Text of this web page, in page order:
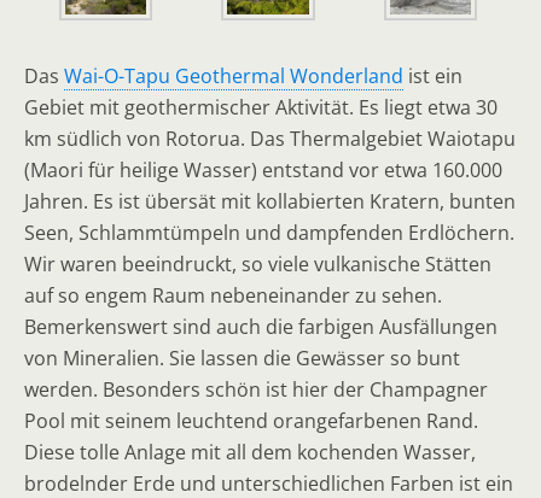
Das Wai-O-Tapu Geothermal Wonderland ist ein
Gebiet mit geothermischer Aktivität. Es liegt etwa 30
km südlich von Rotorua. Das Thermalgebiet Waiotapu
(Maori für heilige Wasser) entstand vor etwa 160.000
Jahren. Es ist übersät mit kollabierten Kratern, bunten
Seen, Schlammtümpeln und dampfenden Erdlöchern.
Wir waren beeindruckt, so viele vulkanische Stätten
auf so engem Raum nebeneinander zu sehen.
Bemerkenswert sind auch die farbigen Ausfällungen
von Mineralien. Sie lassen die Gewässer so bunt
werden. Besonders schön ist hier der Champagner
Pool mit seinem leuchtend orangefarbenen Rand.
Diese tolle Anlage mit all dem kochenden Wasser,
brodelnder Erde und unterschiedlichen Farben ist ein